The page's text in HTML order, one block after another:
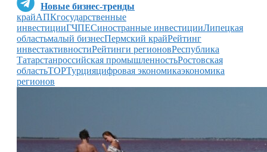
Новые бизнес-тренды
крайАПКгосударственные
инвестицииГЧПЕСиностранные инвестицииЛипецкая
областьмалый бизнесПермский крайРейтинг
инвестактивностиРейтинги регионовРеспублика
Татарстанроссийская промышленностьРостовская
областьТОРТурцияцифровая экономикаэкономика
регионов